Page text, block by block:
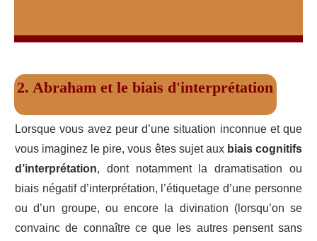
2. Abraham et le biais d'interprétation
Lorsque vous avez peur d’une situation inconnue et que
vous imaginez le pire, vous êtes sujet aux biais cognitifs
d’interprétation, dont notamment la dramatisation ou
biais négatif d’interprétation, l’étiquetage d’une personne
ou d’un groupe, ou encore la divination (lorsqu’on se
convainc de connaître ce que les autres pensent sans